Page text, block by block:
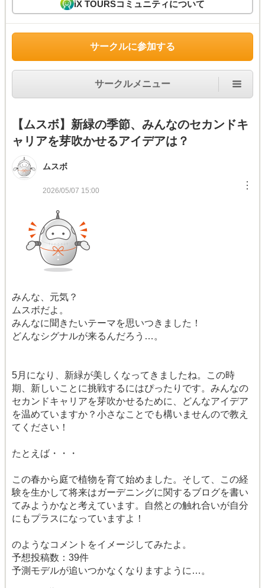
iX TOURSコミュニティについて
サークルに参加する
サークルメニュー
【ムスボ】新緑の季節、みんなのセカンドキ
ャリアを芽吹かせるアイデアは？
ムスボ
2026/05/07 15:00 ︙
みんな、元気？
ムスボだよ。
みんなに聞きたいテーマを思いつきました！
どんなシグナルが来るんだろう…。
5月になり、新緑が美しくなってきましたね。この時
期、新しいことに挑戦するにはぴったりです。みんなの
セカンドキャリアを芽吹かせるために、どんなアイデア
を温めていますか？小さなことでも構いませんので教え
てください！
たとえば・・・
この春から庭で植物を育て始めました。そして、この経
験を生かして将来はガーデニングに関するブログを書い
てみようかなと考えています。自然との触れ合いが自分
にもプラスになっていますよ！
のようなコメントをイメージしてみたよ。
予想投稿数：39件
予測モデルが追いつかなくなりますように…。